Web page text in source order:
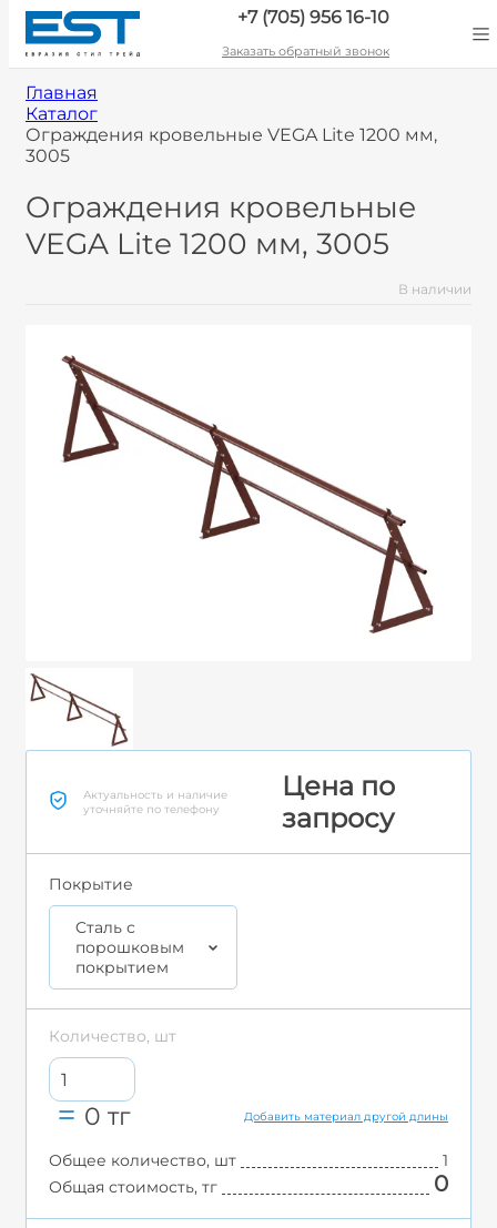
+7 (705) 956 16-10
Заказать обратный звонок
Главная
Каталог
Ограждения кровельные VEGA Lite 1200 мм,
3005
Ограждения кровельные
VEGA Lite 1200 мм, 3005
В наличии
Актуальность и наличие
уточняйте по телефону
Цена по
запросу
Покрытие
Cталь с
порошковым
покрытием
Количество, шт
0 тг Добавить материал другой длины
Общее количество, шт
1
Общая стоимость, тг
0